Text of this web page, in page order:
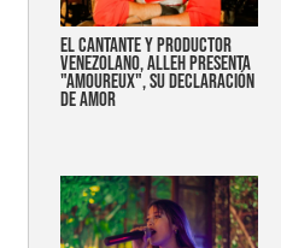
EL CANTANTE Y PRODUCTOR
VENEZOLANO, ALLEH PRESENTA
"AMOUREUX", SU DECLARACIÓN
DE AMOR